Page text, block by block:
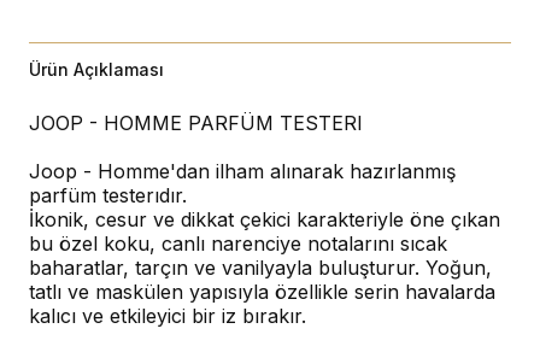
Ürün Açıklaması
JOOP - HOMME PARFÜM TESTERI
Joop - Homme'dan ilham alınarak hazırlanmış
parfüm testerıdır.
İkonik, cesur ve dikkat çekici karakteriyle öne çıkan
bu özel koku, canlı narenciye notalarını sıcak
baharatlar, tarçın ve vanilyayla buluşturur. Yoğun,
tatlı ve maskülen yapısıyla özellikle serin havalarda
kalıcı ve etkileyici bir iz bırakır.